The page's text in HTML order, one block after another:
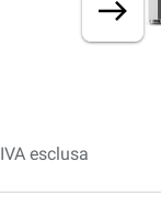
IVA esclusa